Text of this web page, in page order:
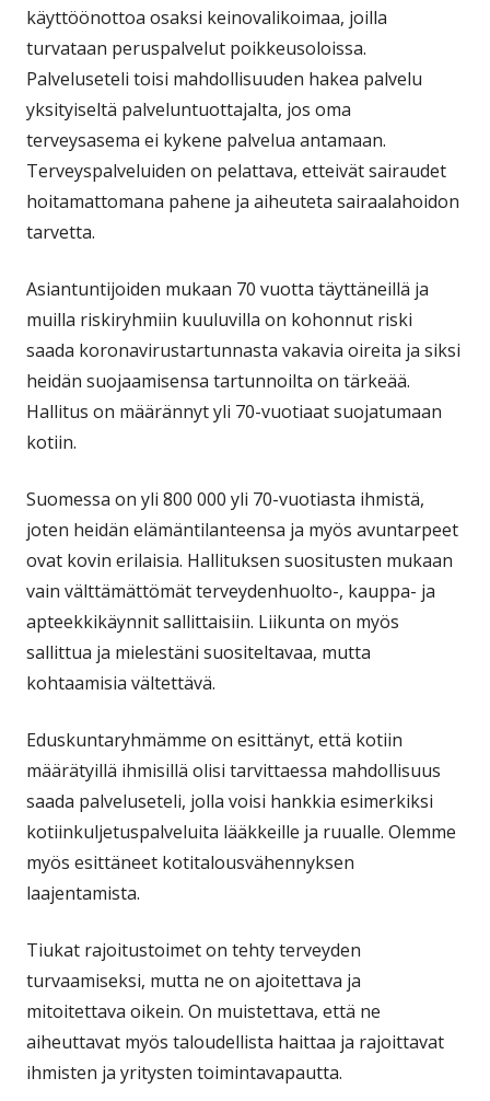
käyttöönottoa osaksi keinovalikoimaa, joilla
turvataan peruspalvelut poikkeusoloissa.
Palveluseteli toisi mahdollisuuden hakea palvelu
yksityiseltä palveluntuottajalta, jos oma
terveysasema ei kykene palvelua antamaan.
Terveyspalveluiden on pelattava, etteivät sairaudet
hoitamattomana pahene ja aiheuteta sairaalahoidon
tarvetta.
Asiantuntijoiden mukaan 70 vuotta täyttäneillä ja
muilla riskiryhmiin kuuluvilla on kohonnut riski
saada koronavirustartunnasta vakavia oireita ja siksi
heidän suojaamisensa tartunnoilta on tärkeää.
Hallitus on määrännyt yli 70-vuotiaat suojatumaan
kotiin.
Suomessa on yli 800 000 yli 70-vuotiasta ihmistä,
joten heidän elämäntilanteensa ja myös avuntarpeet
ovat kovin erilaisia. Hallituksen suositusten mukaan
vain välttämättömät terveydenhuolto-, kauppa- ja
apteekkikäynnit sallittaisiin. Liikunta on myös
sallittua ja mielestäni suositeltavaa, mutta
kohtaamisia vältettävä.
Eduskuntaryhmämme on esittänyt, että kotiin
määrätyillä ihmisillä olisi tarvittaessa mahdollisuus
saada palveluseteli, jolla voisi hankkia esimerkiksi
kotiinkuljetuspalveluita lääkkeille ja ruualle. Olemme
myös esittäneet kotitalousvähennyksen
laajentamista.
Tiukat rajoitustoimet on tehty terveyden
turvaamiseksi, mutta ne on ajoitettava ja
mitoitettava oikein. On muistettava, että ne
aiheuttavat myös taloudellista haittaa ja rajoittavat
ihmisten ja yritysten toimintavapautta.